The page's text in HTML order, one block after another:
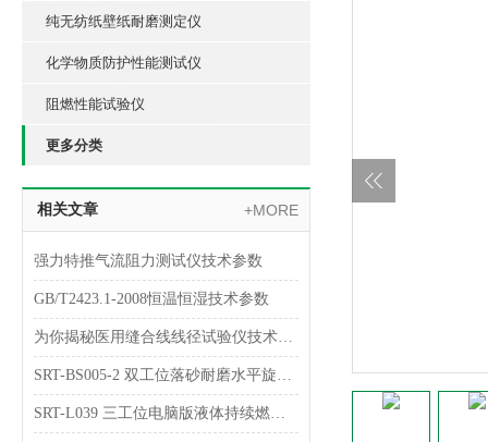
纯无纺纸壁纸耐磨测定仪
化学物质防护性能测试仪
阻燃性能试验仪
更多分类
相关文章 +MORE
强力特推气流阻力测试仪技术参数
GB/T2423.1-2008恒温恒湿技术参数
为你揭秘医用缝合线线径试验仪技术指南
SRT-BS005-2 双工位落砂耐磨水平旋转试验仪简单介绍 符合检测标准
SRT-L039 三工位电脑版液体持续燃烧试验仪的原理介绍 符合检测标准